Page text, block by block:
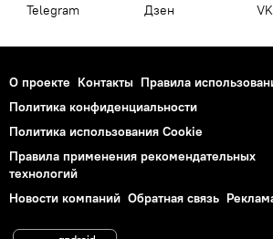
Telegram Дзен VK
О проекте Контакты Правила
Политика конфиденциальности
Политика использования Cookie
Правила применения рекомендательных
технологий
Новости компаний Обратная связь